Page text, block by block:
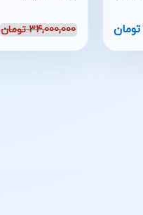
تومان 34,000,000 تومان